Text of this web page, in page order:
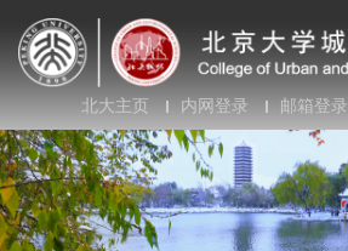
北大主页 内网登录 邮箱登录